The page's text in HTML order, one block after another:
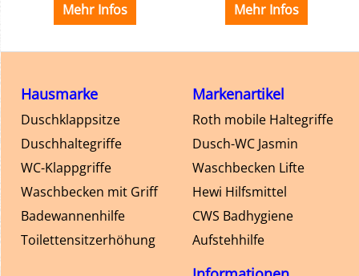
Mehr Infos
Mehr Infos
Markenartikel
Roth mobile Haltegriffe
Dusch-WC Jasmin
Waschbecken Lifte
Hewi Hilfsmittel
CWS Badhygiene
Aufstehhilfe
Hausmarke
Duschklappsitze
Duschhaltegriffe
WC-Klappgriffe
Waschbecken mit Griff
Badewannenhilfe
Toilettensitzerhöhung